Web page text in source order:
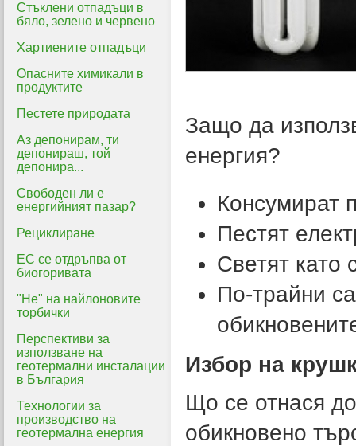
Стъклени отпадъци в
бяло, зелено и червено
Хартиените отпадъци
Опасните химикали в
продуктите
Пестете природата
Аз депонирам, ти
депонираш, той
депонира...
Свободен ли е
енергийният пазар?
Рециклиране
ЕС се отдръпва от
биогоривата
"Не" на найлоновите
торбички
Перспективи за
използване на
геотермални инсталации
в България
Технологии за
производство на
геотермална енергия
Защо да
енергия?
Консумират
Пестят
Светят като
По-трайни
Избор на
Що се отнася
обикновено